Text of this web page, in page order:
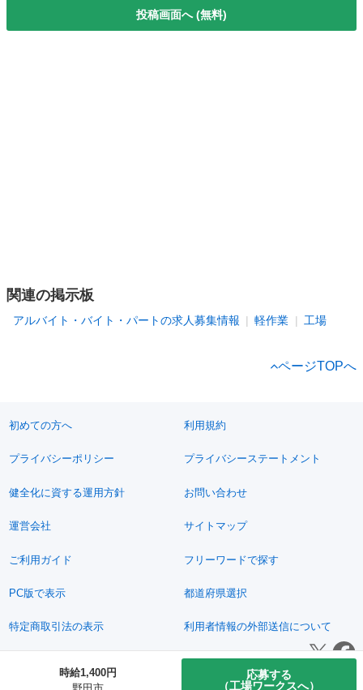
時給1,400円
応募する
（工場ワークスへ）
投稿画面へ (無料)
関連の掲示板
アルバイト・バイト・パートの求人募集情報 軽作業 工場
ページTOPへ
初めての方へ 利用規約
プライバシーポリシー プライバシーステートメント
健全化に資する運用方針 お問い合わせ
運営会社 サイトマップ
ご利用ガイド フリーワードで探す
PC版で表示 都道府県選択
特定商取引法の表示 利用者情報の外部送信について
© 2011-2026 Jimoty, Inc.